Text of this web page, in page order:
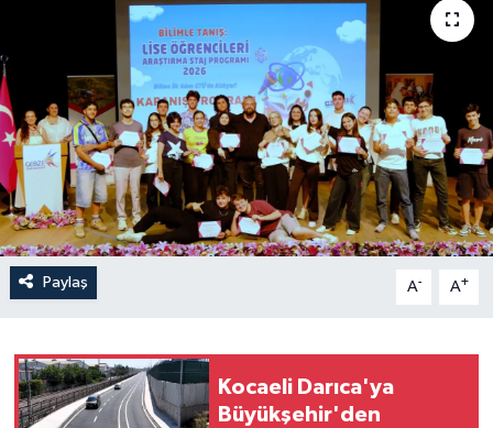
Paylaş A- A+
Kocaeli Darıca'ya
Büyükşehir'den
Haber Arşivi